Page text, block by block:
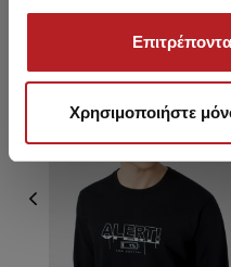
Χρησιμοποιήστε